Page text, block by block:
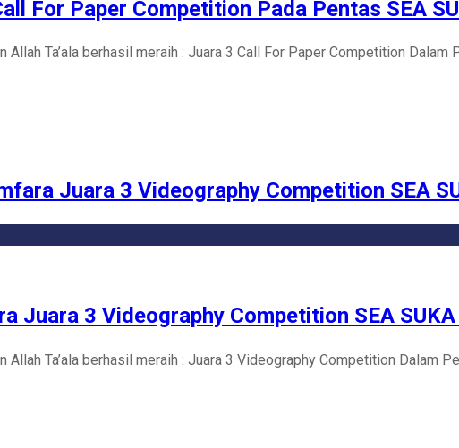
For Paper Competition Pada Pentas SEA
Ta’ala berhasil meraih : Juara 3 Call For Paper Competition
Juara 3 Videography Competition SEA
Juara 3 Videography Competition SEA
Ta’ala berhasil meraih : Juara 3 Videography Competition Dalam